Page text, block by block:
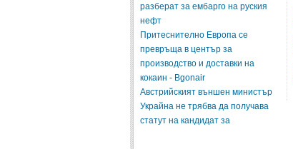
разберат за ембарго на руския
нефт
Притеснително Европа се
превръща в център за
производство и доставки на
кокаин - Bgonair
Австрийският външен министър
Украйна не трябва да получава
статут на кандидат за